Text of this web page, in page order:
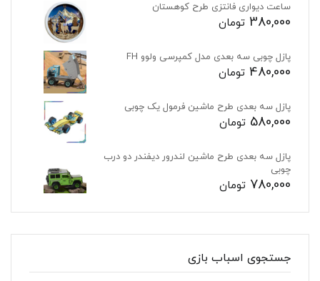
ساعت دیواری فانتزی طرح کوهستان
380,000 تومان
پازل چوبی سه بعدی مدل کمپرسی ولوو FH
480,000 تومان
پازل سه بعدی طرح ماشین فرمول یک چوبی
580,000 تومان
پازل سه بعدی طرح ماشین لندرور دیفندر دو درب
چوبی
780,000 تومان
جستجوی اسباب بازی